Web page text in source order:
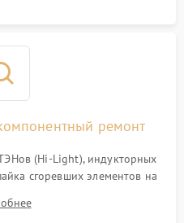
ремонт
(Hi-Light), индукторных
сгоревших элементов на
и замена поврежденной